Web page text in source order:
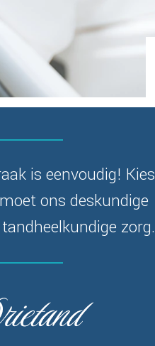
is eenvoudig! Kies
ons deskundige
zorg.